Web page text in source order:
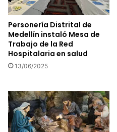
Personería Distrital de
Medellín instaló Mesa de
Trabajo de la Red
Hospitalaria en salud
13/06/2025